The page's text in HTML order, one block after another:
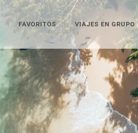
FAVORITOS VIAJES EN GRUPO